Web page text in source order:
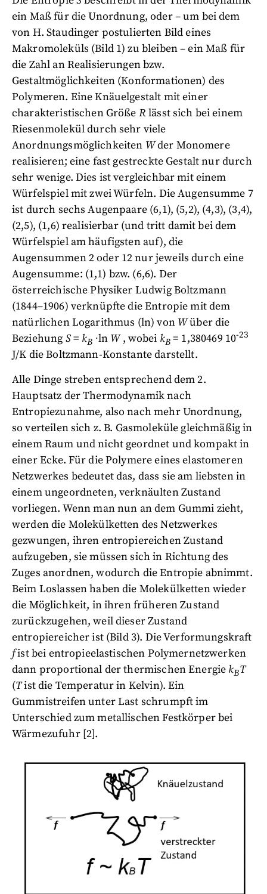
ein Maß für die Unordnung, oder – um bei dem
von H. Staudinger postulierten Bild eines
Makromoleküls (Bild 1) zu bleiben – ein Maß für
die Zahl an Realisierungen bzw.
Gestaltmöglichkeiten (Konformationen) des
Polymeren. Eine Knäuelgestalt mit einer
charakteristischen Größe Rlässt sich bei einem
Riesenmolekül durch sehr viele
Anordnungsmöglichkeiten Wder Monomere
realisieren; eine fast gestreckte Gestalt nur durch
sehr wenige. Dies ist vergleichbar mit einem
Würfelspiel mit zwei Würfeln. Die Augensumme 7
ist durch sechs Augenpaare (6,1), (5,2), (4,3), (3,4),
(2,5), (1,6) realisierbar (und tritt damit bei dem
Würfelspiel am häufigsten auf), die
Augensummen 2 oder 12 nur jeweils durch eine
Augensumme: (1,1) bzw. (6,6). Der
österreichische Physiker Ludwig Boltzmann
(1844–1906) verknüpfte die Entropie mit dem
natürlichen Logarithmus (ln) von Wüber die
Beziehung S= kB ∙ln W, wobei kB = 1,380469 10-23
J/K die Boltzmann-Konstante darstellt.
Alle Dinge streben entsprechend dem 2.
Hauptsatz der Thermodynamik nach
Entropiezunahme, also nach mehr Unordnung,
so verteilen sich z. B. Gasmoleküle gleichmäßig in
einem Raum und nicht geordnet und kompakt in
einer Ecke. Für die Polymere eines elastomeren
Netzwerkes bedeutet das, dass sie am liebsten in
einem ungeordneten, verknäulten Zustand
vorliegen. Wenn man nun an dem Gummi zieht,
werden die Molekülketten des Netzwerkes
gezwungen, ihren entropiereichen Zustand
aufzugeben, sie müssen sich in Richtung des
Zuges anordnen, wodurch die Entropie abnimmt.
Beim Loslassen haben die Molekülketten wieder
die Möglichkeit, in ihren früheren Zustand
zurückzugehen, weil dieser Zustand
entropiereicher ist (Bild 3). Die Verformungskraft
fist bei entropieelastischen Polymernetzwerken
dann proportional der thermischen Energie kBT
(Tist die Temperatur in Kelvin). Ein
Gummistreifen unter Last schrumpft im
Unterschied zum metallischen Festkörper bei
Wärmezufuhr [2].